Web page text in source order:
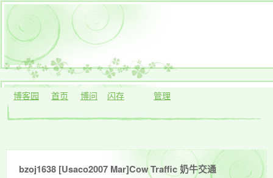
博客园 首页 博问 闪存 管理
bzoj1638 [Usaco2007 Mar]Cow Traffic 奶牛交通